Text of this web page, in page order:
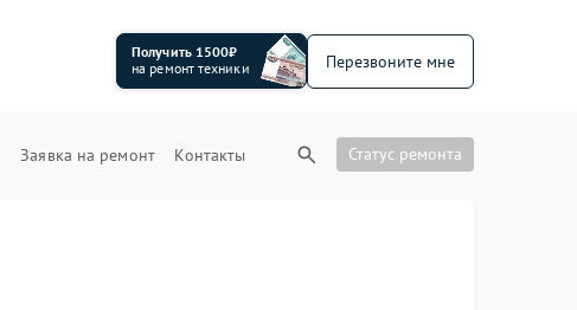
Получить 1500₽
на ремонт техники
Перезвоните мне
Заявка на ремонт Контакты Статус ремонта